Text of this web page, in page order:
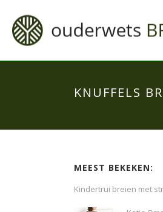
KNUFFELS
MEEST BEKEKEN:
Kindertrui breien met